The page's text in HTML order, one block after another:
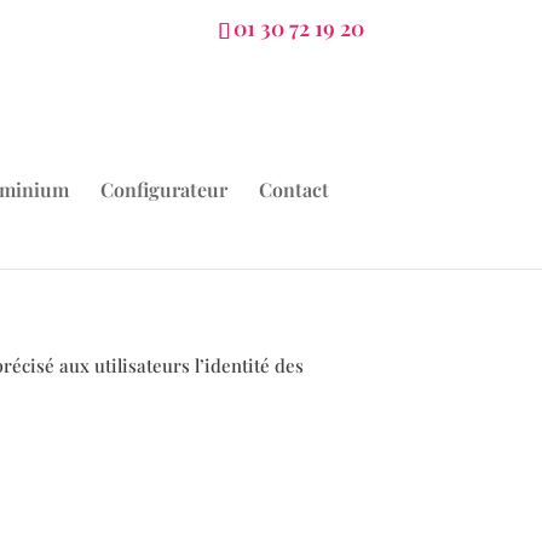
01 30 72 19 20
Configurateur
Contact
aux utilisateurs l’identité des